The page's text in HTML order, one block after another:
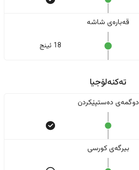
قەبارەی شاشە
18 ئینج
تەکنەلۆجیا
دوگمەی دەستپێکردن
بیرگەی کورسی